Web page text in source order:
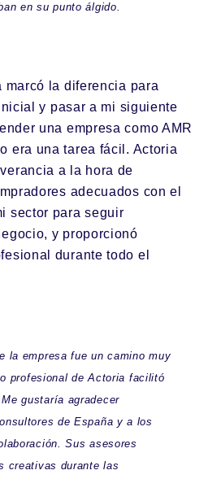
en su punto álgido.
marcó la diferencia para
y pasar a mi siguiente
una empresa como AMR
era una tarea fácil. Actoria
a la hora de
adecuados con el
sector para seguir
y proporcionó
durante todo el
la empresa fue un camino muy
profesional de Actoria facilitó
gustaría agradecer
de España y a los
Sus asesores
creativas durante las